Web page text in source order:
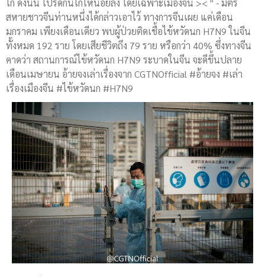
ไก่ ดังนั้น โปรดกินไก่ให้น้อยลง โดยเฉพาะเมืองจีน >< " - มิตร
สหายชาวจีนท่านหนึ่งได้กล่าวเอาไว้ ทางการจีนเผย แค่เดือน
มกราคม เพียงเดือนเดียว พบผู้ป่วยติดเชื้อไข้หวัดนก H7N9 ในจีน
ทั้งหมด 192 ราย โดยเสียชีวิตถึง 79 ราย หรือกว่า 40% ซึ่งทางจีน
คาดว่า สถานการณ์ไข้หวัดนก H7N9 ระบาดในจีน จะดีขึ้นปลาย
เดือนเมษายน อ้ายจงเล่าเรื่องจาก CGTNOfficial #อ้ายจง #เล่า
เรื่องเมืองจีน #ไข้หวัดนก #H7N9